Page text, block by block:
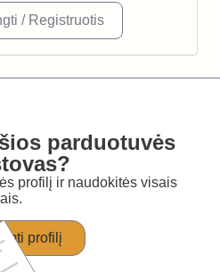
/ Registruotis
parduotuvės
profilį ir naudokitės visais
profilį